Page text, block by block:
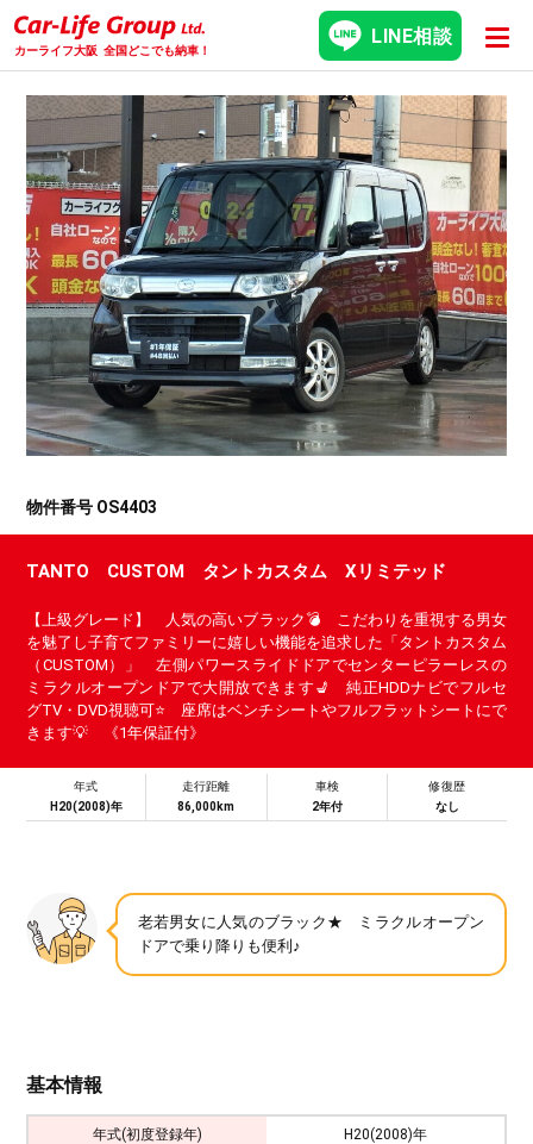
カーライフ大阪 全国どこでも納車！
LINE相談
物件番号 OS4403
TANTO CUSTOM タントカスタム Xリミテッド
【上級グレード】 人気の高いブラック💣 こだわりを重視する男女
を魅了し子育てファミリーに嬉しい機能を追求した「タントカスタム
（CUSTOM）」 左側パワースライドドアでセンターピラーレスの
ミラクルオープンドアで大開放できます💺 純正HDDナビでフルセ
グTV・DVD視聴可⭐ 座席はベンチシートやフルフラットシートにで
きます💡 《1年保証付》
年式
H20(2008)年
走行距離
86,000km
車検
2年付
修復歴
なし
老若男女に人気のブラック★ ミラクルオープン
ドアで乗り降りも便利♪
基本情報
年式(初度登録年) H20(2008)年